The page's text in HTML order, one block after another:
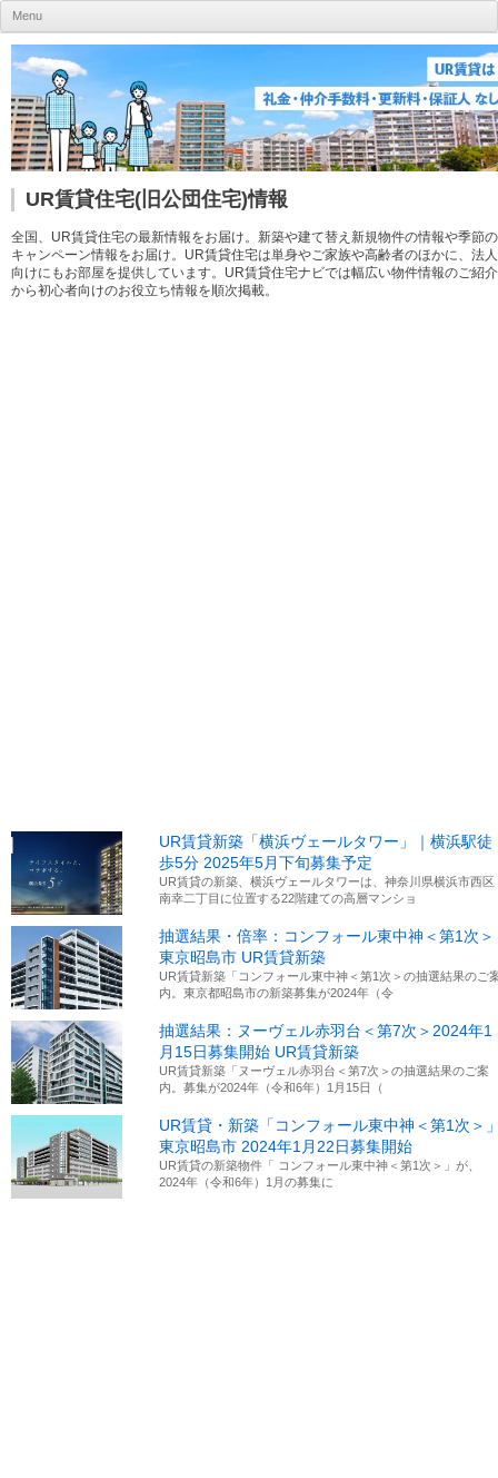
UR賃貸住宅ナビ
Menu
Skip to content
UR賃貸住宅(旧公団住宅)情報
全国、UR賃貸住宅の最新情報をお届け。新築や建て替え新規物件の情報や季節の
キャンペーン情報をお届け。UR賃貸住宅は単身やご家族や高齢者のほかに、法人
向けにもお部屋を提供しています。UR賃貸住宅ナビでは幅広い物件情報のご紹介
から初心者向けのお役立ち情報を順次掲載。
UR賃貸新築「横浜ヴェールタワー」｜横浜駅徒
歩5分 2025年5月下旬募集予定
UR賃貸の新築、横浜ヴェールタワーは、神奈川県横浜市西区
南幸二丁目に位置する22階建ての高層マンショ
抽選結果・倍率：コンフォール東中神＜第1次＞
東京昭島市 UR賃貸新築
UR賃貸新築「コンフォール東中神＜第1次＞の抽選結果のご
内。東京都昭島市の新築募集が2024年（令
抽選結果：ヌーヴェル赤羽台＜第7次＞2024年1
月15日募集開始 UR賃貸新築
UR賃貸新築「ヌーヴェル赤羽台＜第7次＞の抽選結果のご案
内。募集が2024年（令和6年）1月15日（
UR賃貸・新築「コンフォール東中神＜第1次＞
東京昭島市 2024年1月22日募集開始
UR賃貸の新築物件「 コンフォール東中神＜第1次＞」が、
2024年（令和6年）1月の募集に